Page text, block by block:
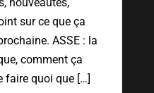
sur ce que ça
ASSE : la
comment ça
faire quoi que […]